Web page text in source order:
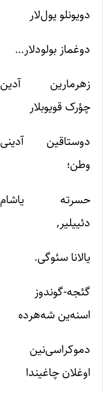
دویونلو یول‌لار
دوغماز بولودلار…
زهرمارین آدین
چؤرک قویوبلار
دوستاقین آدینی
وطن؛
حسرته یاشام
دئییلیر,
یالانا سئوگی.
گئجه-گوندوز
اسنه‌ین شه‌هرده
دموکراسی‌نین
اوغلان چاغیندا